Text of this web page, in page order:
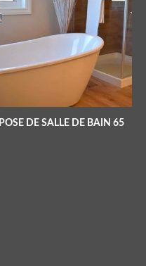
POSE DE SALLE DE BAIN 65